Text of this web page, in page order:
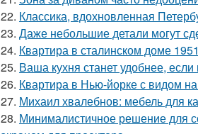
22. Классика, вдохновленная
23. Даже небольшие детали могут
24. Квартира в сталинском доме
25. Ваша кухня станет удобнее,
26. Квартира в Нью-йорке с видом
27. Михаил хвалебнов: мебель для
28. Минималистичное решение для